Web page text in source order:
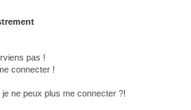
pas !
connecter !
ne peux plus me connecter ?!